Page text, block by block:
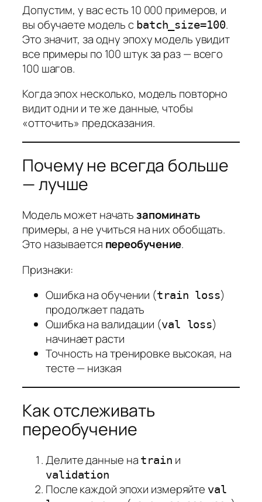
Допустим, у вас есть 10 000 примеров, и
вы обучаете модель с batch_size=100.
Это значит, за одну эпоху модель увидит
все примеры по 100 штук за раз — всего
100 шагов.
Когда эпох несколько, модель повторно
видит одни и те же данные, чтобы
«отточить» предсказания.
Почему не всегда больше
— лучше
Модель может начатьзапоминать
примеры, а не учиться на них обобщать.
Это называется переобучение.
Признаки:
Ошибка на обучении (train loss)
продолжает падать
Ошибка на валидации (val loss)
начинает расти
Точность на тренировке высокая, на
тесте — низкая
Как отслеживать
переобучение
Делите данные на train и
validation
После каждой эпохи измеряйте val